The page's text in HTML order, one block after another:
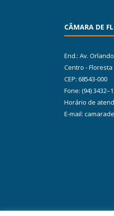
CÂMARA DE
End.: Av.
Centro -
CEP: 68543-000
Fone: (94)
Horário de
E-mail: